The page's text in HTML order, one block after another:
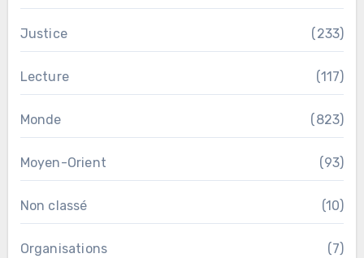
Justice (233)
Lecture (117)
Monde (823)
Moyen-Orient (93)
Non classé (10)
Organisations (7)